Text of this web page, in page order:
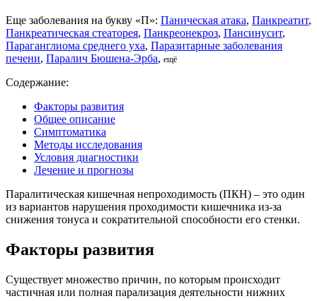
Еще заболевания на букву «П»: Паническая атака, Панкреатит,
Панкреатическая стеаторея, Панкреонекроз, Пансинусит,
Параганглиома среднего уха, Паразитарные заболевания
печени, Паралич Бюшена-Эрба, ещё
Содержание:
Факторы развития
Общее описание
Симптоматика
Методы исследования
Условия диагностики
Лечение и прогнозы
Паралитическая кишечная непроходимость (ПКН) – это один
из вариантов нарушения проходимости кишечника из-за
снижения тонуса и сократительной способности его стенки.
Факторы развития
Существует множество причин, по которым происходит
частичная или полная парализация деятельности нижних